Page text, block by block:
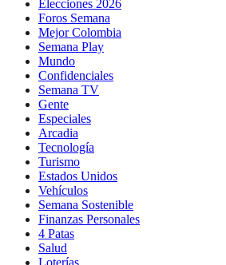
Elecciones 2026
Foros Semana
Mejor Colombia
Semana Play
Mundo
Confidenciales
Semana TV
Gente
Especiales
Arcadia
Tecnología
Turismo
Estados Unidos
Vehículos
Semana Sostenible
Finanzas Personales
4 Patas
Salud
Loterías